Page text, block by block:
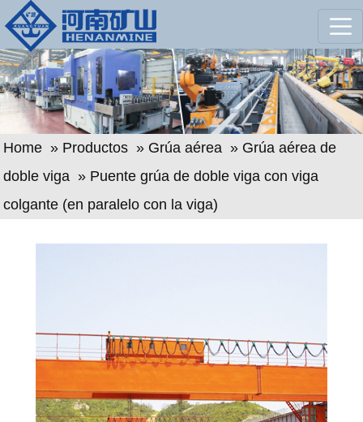
Home » Productos » Grúa aérea » Grúa aérea de
doble viga » Puente grúa de doble viga con viga
colgante (en paralelo con la viga)